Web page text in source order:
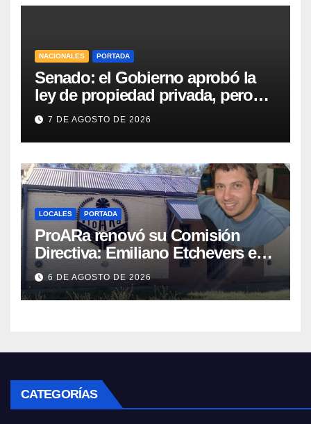
NACIONALES PORTADA
Senado: el Gobierno aprobó la
ley de propiedad privada, pero
tuvo que quitar otro capítulo
7 DE AGOSTO DE 2026
LOCALES PORTADA
ProARa renovó su Comisión
Directiva: Emiliano Etchevers es
el nuevo Presidente de la entidad
6 DE AGOSTO DE 2026
CATEGORÍAS